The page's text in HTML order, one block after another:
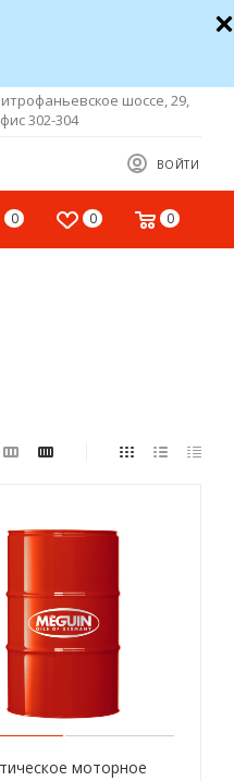
шоссе, 29,
302-304
ВОЙТИ
0 0 0
моторное